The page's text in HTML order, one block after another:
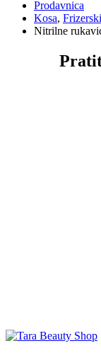
Prodavnica
Kosa,
Nitrilne